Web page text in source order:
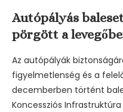
Autópályás
pörgött a
Az autópályák
figyelmetlenség és a
decemberben történt
Koncessziós